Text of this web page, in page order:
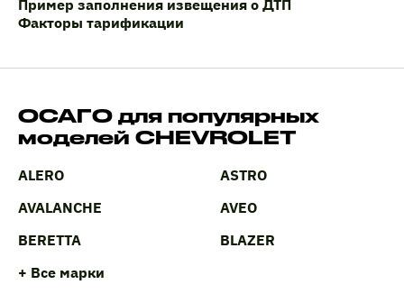
Пример заполнения извещения о ДТП
Факторы тарификации
ОСАГО для популярных
моделей CHEVROLET
ALERO
ASTRO
AVALANCHE
AVEO
BERETTA
BLAZER
+ Все марки